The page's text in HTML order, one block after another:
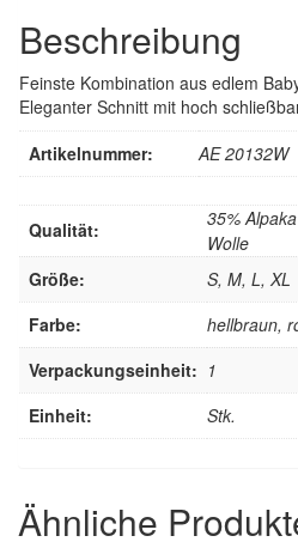
Beschreibung
Feinste Kombination aus edlem
Eleganter Schnitt mit hoch
Artikelnummer:
AE 20132W
Qualität:
35%
Wolle
Größe:
S, M, L, XL
Farbe:
hellbraun,
Verpackungseinheit: 1
Einheit:
Stk.
Ähnliche